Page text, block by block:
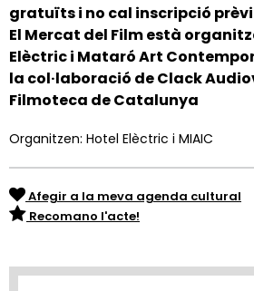
gratuïts i no cal inscripció
El Mercat del Film està
Elèctric i Mataró Art
la col·laboració de Clack
Filmoteca de Catalunya
Organitzen: Hotel Elèctric i MIAIC
Afegir a la meva agenda cultural
Recomano l'acte!